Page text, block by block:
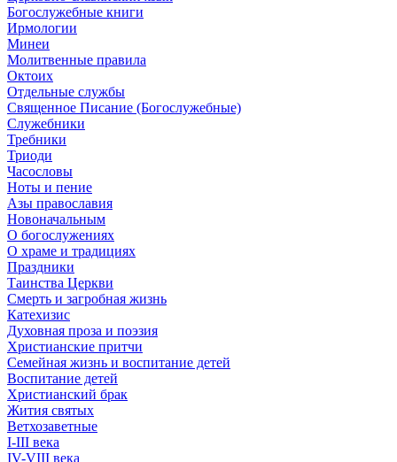
Богослужебные книги
Ирмологии
Минеи
Молитвенные правила
Октоих
Отдельные службы
Священное Писание (Богослужебные)
Служебники
Требники
Триоди
Часословы
Ноты и пение
Азы православия
Новоначальным
О богослужениях
О храме и традициях
Праздники
Таинства Церкви
Смерть и загробная жизнь
Катехизис
Духовная проза и поэзия
Христианские притчи
Семейная жизнь и воспитание детей
Воспитание детей
Христианский брак
Жития святых
Ветхозаветные
I-III века
IV-VIII века